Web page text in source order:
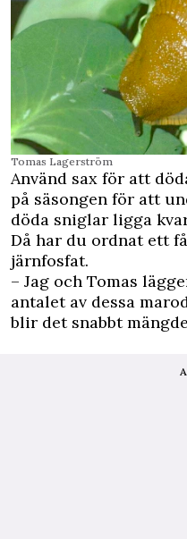
Tomas Lagerström
Använd sax för att
på säsongen för att
döda sniglar ligga
Då har du ordnat ett
järnfosfat.
– Jag och Tomas
antalet av dessa
blir det snabbt